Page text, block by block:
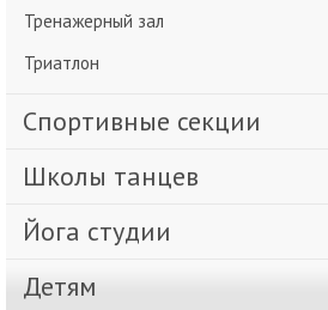
Тренажерный зал
Триатлон
Спортивные секции
Школы танцев
Йога студии
Детям